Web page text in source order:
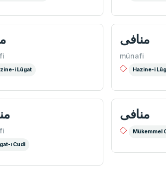
i Lûgat
منافی
münafi
Hazine-i
ı Cudi
منافی
Mükemmel